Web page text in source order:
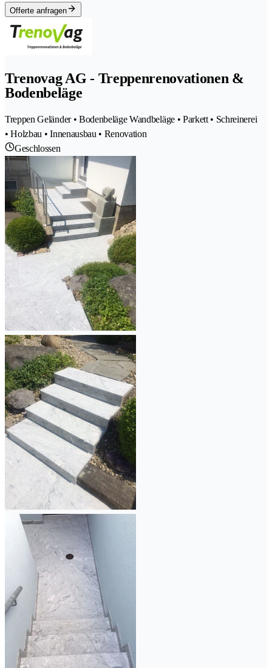
Offerte anfragen
Trenovag AG - Treppenrenovationen &
Bodenbeläge
Treppen Geländer • Bodenbeläge Wandbeläge • Parkett • Schreinerei
• Holzbau • Innenausbau • Renovation
Geschlossen